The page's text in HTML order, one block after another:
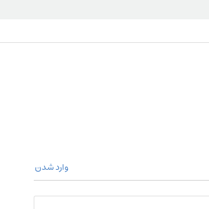
وارد شدن